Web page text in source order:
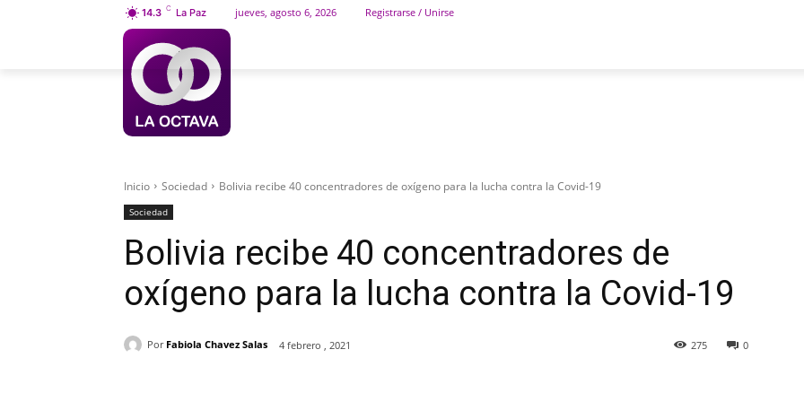
14.3 C La Paz jueves, agosto 6, 2026 Registrarse / Unirse
Inicio Sociedad Bolivia recibe 40 concentradores de oxígeno para la lucha contra la Covid-19
Sociedad
Bolivia recibe 40 concentradores de
oxígeno para la lucha contra la Covid-19
Por Fabiola Chavez Salas 4 febrero , 2021 0
275